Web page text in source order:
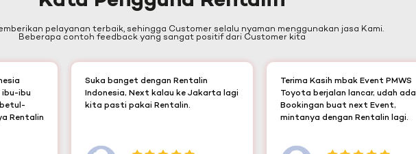
pelayanan terbaik, sehingga Customer selalu nyaman menggunakan jasa Kami.
Beberapa contoh feedback yang sangat positif dari Customer kita
ibu-ibu
betul-
Rentalin
Suka banget dengan Rentalin
Indonesia, Next kalau ke Jakarta lagi
kita pasti pakai Rentalin.
Terima Kasih mbak Event PMWS
Toyota berjalan lancar, udah ada
Bookingan buat next Event,
mintanya dengan Rentalin lagi.